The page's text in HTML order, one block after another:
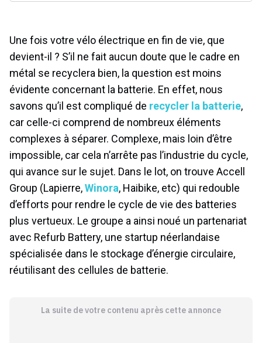
Une fois votre vélo électrique en fin de vie, que
devient-il ? S’il ne fait aucun doute que le cadre en
métal se recyclera bien, la question est moins
évidente concernant la batterie. En effet, nous
savons qu’il est compliqué de recycler la batterie,
car celle-ci comprend de nombreux éléments
complexes à séparer. Complexe, mais loin d’être
impossible, car cela n’arrête pas l’industrie du cycle,
qui avance sur le sujet. Dans le lot, on trouve Accell
Group (Lapierre,Winora, Haibike, etc) qui redouble
d’efforts pour rendre le cycle de vie des batteries
plus vertueux. Le groupe a ainsi noué un partenariat
avec Refurb Battery, une startup néerlandaise
spécialisée dans le stockage d’énergie circulaire,
réutilisant des cellules de batterie.
La suite de votre contenu après cette annonce